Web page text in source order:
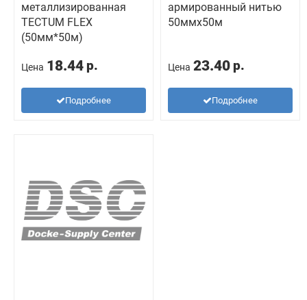
металлизированная
TECTUM FLEX
(50мм*50м)
Цена 18.44 р.
Подробнее
армированный нитью
50ммх50м
Цена 23.40 р.
Подробнее